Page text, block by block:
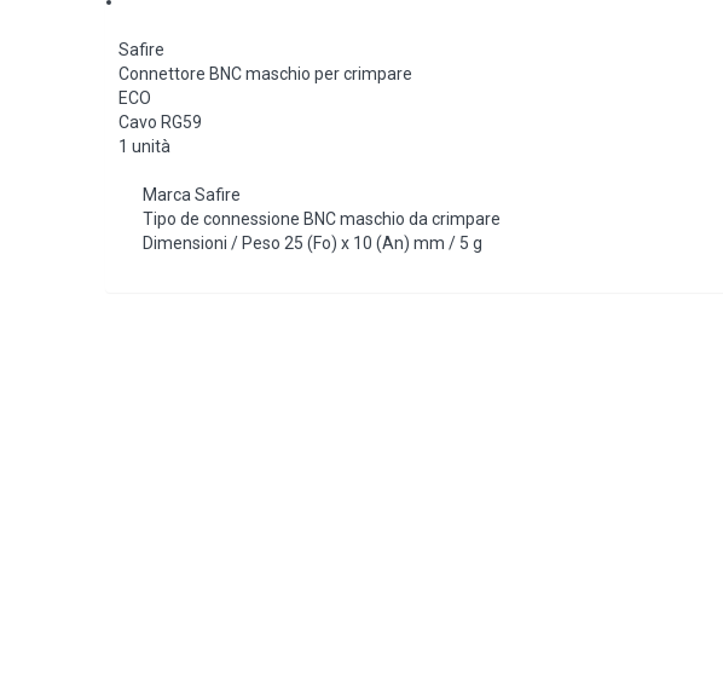
Safire
Connettore BNC maschio per crimpare
ECO
Cavo RG59
1 unità
Marca Safire
Tipo de connessione BNC maschio da crimpare
Dimensioni / Peso 25 (Fo) x 10 (An) mm / 5 g